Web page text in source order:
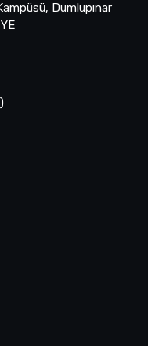
Dumlupınar